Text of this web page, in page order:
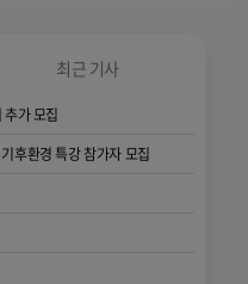
최근 기사
가 모집
후환경 특강 참가자 모집